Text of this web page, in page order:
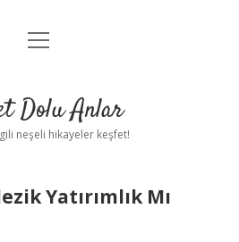
Anasayfa
Yasal Uyarı
menüyü
Dolu Anlar
neşeli hikayeler keşfet!
Yatırımlık Mı